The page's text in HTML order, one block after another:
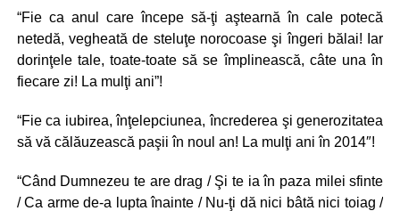
“Fie ca anul care începe să-ţi aştearnă în cale potecă
netedă, vegheată de steluţe norocoase şi îngeri bălai! Iar
dorinţele tale, toate-toate să se împlinească, câte una în
fiecare zi! La mulţi ani”!
“Fie ca iubirea, înţelepciunea, încrederea şi generozitatea
să vă călăuzească paşii în noul an! La mulţi ani în 2014″!
“Când Dumnezeu te are drag / Şi te ia în paza milei sfinte
/ Ca arme de-a lupta înainte / Nu-ţi dă nici bâtă nici toiag /